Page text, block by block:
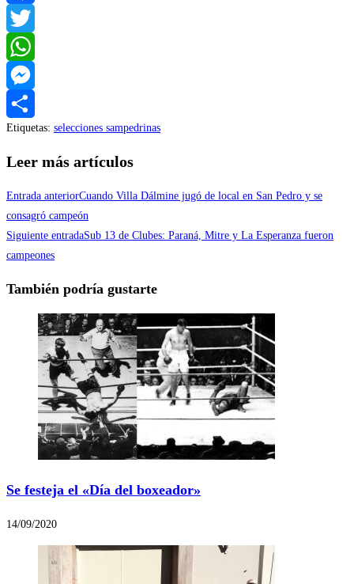
Facebook
Twitter
WhatsApp
Messenger
Compartir
Etiquetas: selecciones sampedrinas
Leer más artículos
Entrada anteriorCuando Villa Dálmine jugó de local en San Pedro y se
consagró campeón
Siguiente entradaSub 13 de Clubes: Paraná, Mitre y La Esperanza fueron
campeones
También podría gustarte
Se festeja el «Día del boxeador»
14/09/2020